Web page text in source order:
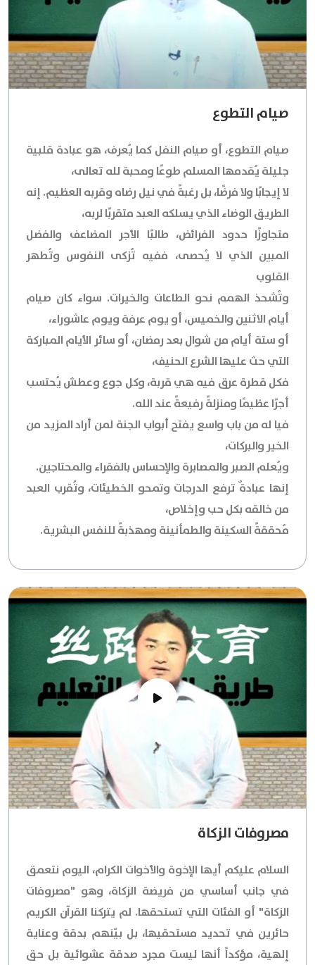
صيام التطوع
صيام التطوع، أو صيام النفل كما يُعرف، هو عبادة قلبية
جليلة يُقدمها المسلم طوعًا ومحبة لله تعالى،
لا إيجابًا ولا فرضًا، بل رغبةً في نيل رضاه وقربه العظيم. إنه
الطريق الوضاء الذي يسلكه العبد متقربًا لربه،
متجاوزًا حدود الفرائض، طالبًا الأجر المضاعف والفضل
المبين الذي لا يُحصى، ففيه تُزكى النفوس وتُطهر
القلوب
وتُشحذ الهمم نحو الطاعات والخيرات. سواء كان صيام
أيام الاثنين والخميس، أو يوم عرفة ويوم عاشوراء،
أو ستة أيام من شوال بعد رمضان، أو سائر الأيام المباركة
التي حث عليها الشرع الحنيف،
فكل قطرة عرق فيه هي قربة، وكل جوع وعطش يُحتسب
أجرًا عظيمًا ومنزلةً رفيعةً عند الله.
فيا له من باب واسع يفتح أبواب الجنة لمن أراد المزيد من
الخير والبركات،
ويُعلم الصبر والمصابرة والإحساس بالفقراء والمحتاجين.
إنها عبادةٌ ترفع الدرجات وتمحو الخطيئات، وتُقرب العبد
من خالقه بكل حب وإخلاص،
مُحققةً السكينة والطمأنينة ومهذبةً للنفس البشرية.
مصروفات الزكاة
السلام عليكم أيها الإخوة والأخوات الكرام، اليوم نتعمق
في جانب أساسي من فريضة الزكاة، وهو "مصروفات
الزكاة" أو الفئات التي تستحقها. لم يتركنا القرآن الكريم
حائرين في تحديد مستحقيها، بل بيّنهم بدقة وعناية
إلهية، مؤكداً أنها ليست مجرد صدقة عشوائية بل حق